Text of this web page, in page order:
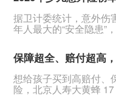
据卫计委统计，意外伤
年人最大的“安全隐患”
怎么保护孩子？&nbsp;
一年的意外险，就能报
费，还提供意外身故/
份确定保障。&nbsp;今
至一年78元起，保障覆
想给孩子买到高赔付、
险，北京人寿大黄蜂